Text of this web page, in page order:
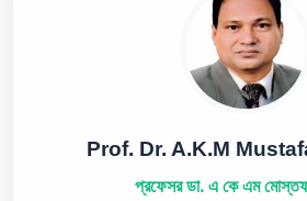
Prof. Dr. A.K.M
প্রফেসর ডা. এ কে এম